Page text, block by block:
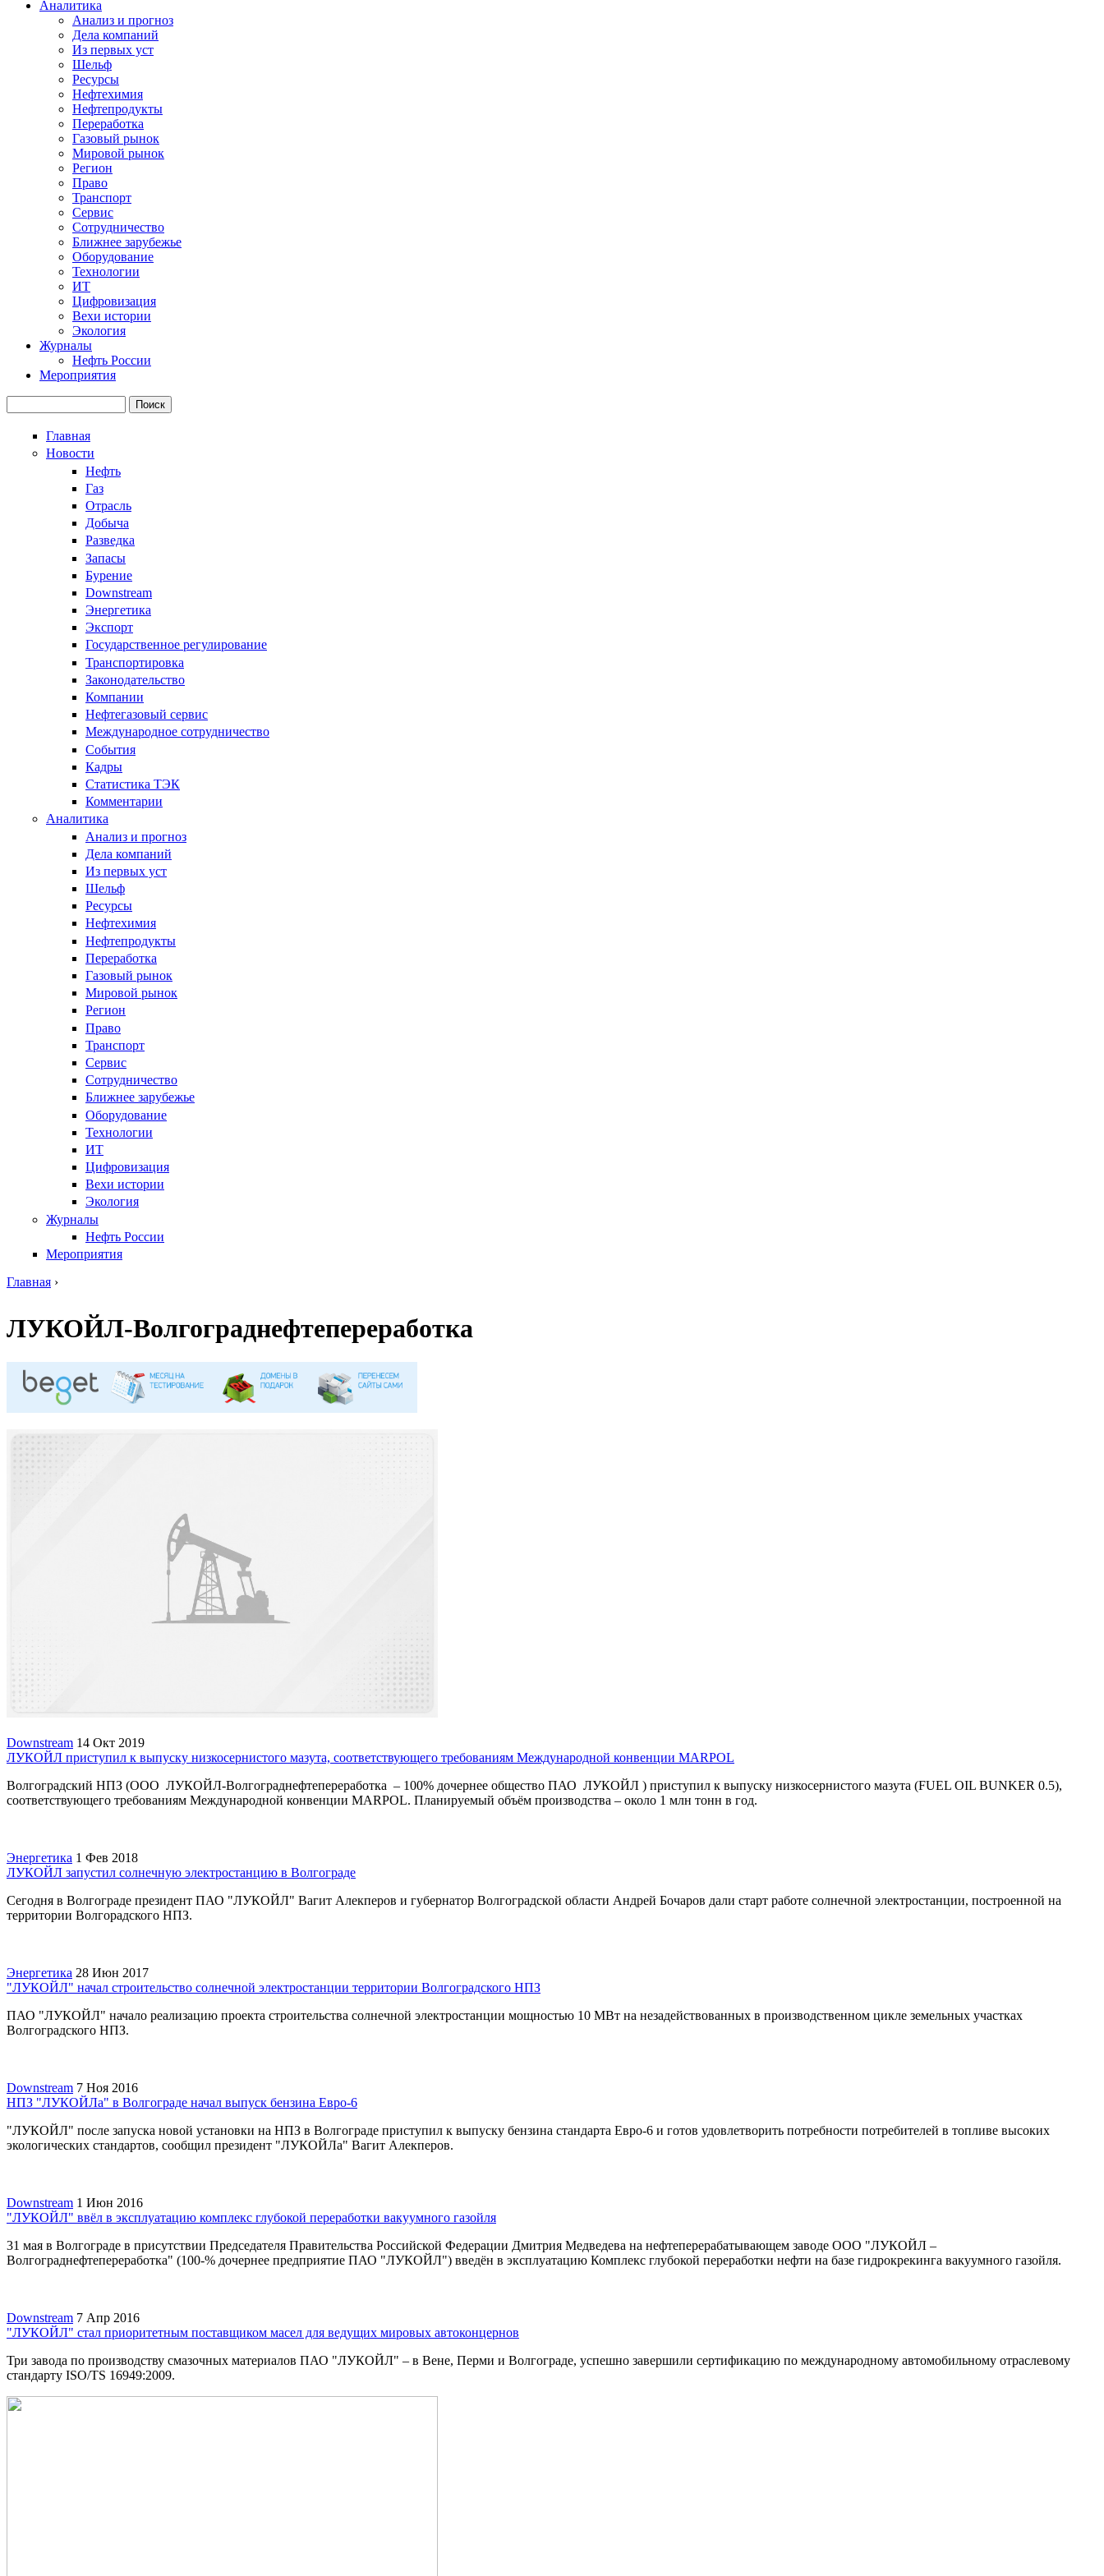
Аналитика
Анализ и прогноз
Дела компаний
Из первых уст
Шельф
Ресурсы
Нефтехимия
Нефтепродукты
Переработка
Газовый рынок
Мировой рынок
Регион
Право
Транспорт
Сервис
Сотрудничество
Ближнее зарубежье
Оборудование
Технологии
ИТ
Цифровизация
Вехи истории
Экология
Журналы
Нефть России
Мероприятия
Главная
Новости
Нефть
Газ
Отрасль
Добыча
Разведка
Запасы
Бурение
Downstream
Энергетика
Экспорт
Государственное регулирование
Транспортировка
Законодательство
Компании
Нефтегазовый сервис
Международное сотрудничество
События
Кадры
Статистика ТЭК
Комментарии
Аналитика
Анализ и прогноз
Дела компаний
Из первых уст
Шельф
Ресурсы
Нефтехимия
Нефтепродукты
Переработка
Газовый рынок
Мировой рынок
Регион
Право
Транспорт
Сервис
Сотрудничество
Ближнее зарубежье
Оборудование
Технологии
ИТ
Цифровизация
Вехи истории
Экология
Журналы
Нефть России
Мероприятия
Главная ›
ЛУКОЙЛ-Волгограднефтепереработка
Downstream 14 Окт 2019
ЛУКОЙЛ приступил к выпуску низкосернистого мазута, соответствующего требованиям Международной конвенции MARPOL
Волгоградский НПЗ (ООО ЛУКОЙЛ-Волгограднефтепереработка – 100% дочернее общество ПАО ЛУКОЙЛ ) приступил к выпуску низкосернистого мазута (FUEL OIL BUNKER 0.5),
соответствующего требованиям Международной конвенции MARPOL. Планируемый объём производства – около 1 млн тонн в год.
Энергетика 1 Фев 2018
ЛУКОЙЛ запустил солнечную электростанцию в Волгограде
Сегодня в Волгограде президент ПАО "ЛУКОЙЛ" Вагит Алекперов и губернатор Волгоградской области Андрей Бочаров дали старт работе солнечной электростанции, построенной на
территории Волгорадского НПЗ.
Энергетика 28 Июн 2017
"ЛУКОЙЛ" начал строительство солнечной электростанции территории Волгоградского НПЗ
ПАО "ЛУКОЙЛ" начало реализацию проекта строительства солнечной электростанции мощностью 10 МВт на незадействованных в производственном цикле земельных участках
Волгоградского НПЗ.
Downstream 7 Ноя 2016
НПЗ "ЛУКОЙЛа" в Волгограде начал выпуск бензина Евро-6
"ЛУКОЙЛ" после запуска новой установки на НПЗ в Волгограде приступил к выпуску бензина стандарта Евро-6 и готов удовлетворить потребности потребителей в топливе высоких
экологических стандартов, сообщил президент "ЛУКОЙЛа" Вагит Алекперов.
Downstream 1 Июн 2016
"ЛУКОЙЛ" ввёл в эксплуатацию комплекс глубокой переработки вакуумного газойля
31 мая в Волгограде в присутствии Председателя Правительства Российской Федерации Дмитрия Медведева на нефтеперерабатывающем заводе ООО "ЛУКОЙЛ –
Волгограднефтепереработка" (100-% дочернее предприятие ПАО "ЛУКОЙЛ") введён в эксплуатацию Комплекс глубокой переработки нефти на базе гидрокрекинга вакуумного газойля.
Downstream 7 Апр 2016
"ЛУКОЙЛ" стал приоритетным поставщиком масел для ведущих мировых автоконцернов
Три завода по производству смазочных материалов ПАО "ЛУКОЙЛ" – в Вене, Перми и Волгограде, успешно завершили сертификацию по международному автомобильному отраслевому
стандарту ISO/TS 16949:2009.